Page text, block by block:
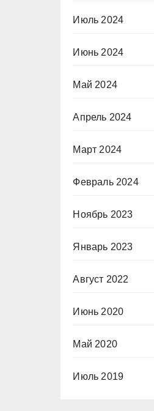
Июль 2024
Июнь 2024
Май 2024
Апрель 2024
Март 2024
Февраль 2024
Ноябрь 2023
Январь 2023
Август 2022
Июнь 2020
Май 2020
Июль 2019